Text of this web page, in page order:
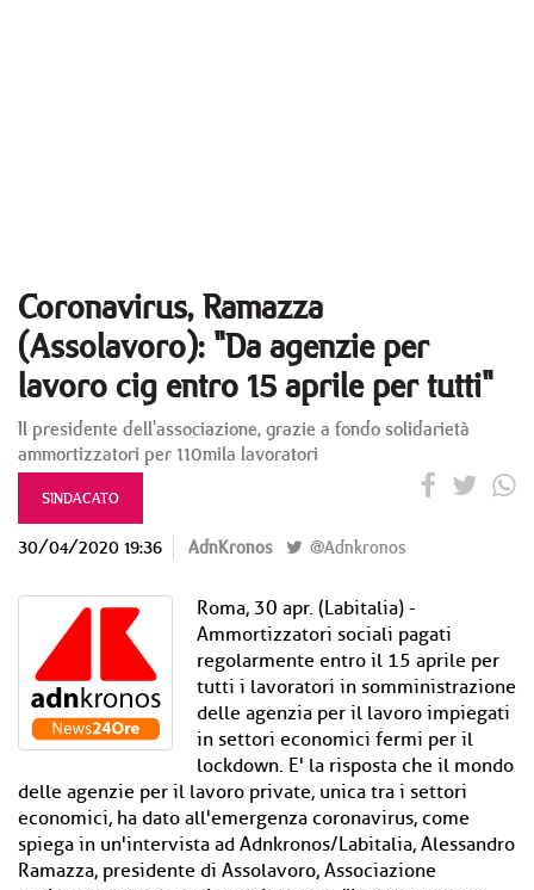
Coronavirus, Ramazza
(Assolavoro): "Da agenzie per
lavoro cig entro 15 aprile per tutti"
Il presidente dell'associazione, grazie a fondo solidarietà
ammortizzatori per 110mila lavoratori
SINDACATO
30/04/2020 19:36 AdnKronos @Adnkronos
Roma, 30 apr. (Labitalia) -
Ammortizzatori sociali pagati
regolarmente entro il 15 aprile per
tutti i lavoratori in somministrazione
delle agenzia per il lavoro impiegati
in settori economici fermi per il
lockdown. E' la risposta che il mondo
delle agenzie per il lavoro private, unica tra i settori
economici, ha dato all'emergenza coronavirus, come
spiega in un'intervista ad Adnkronos/Labitalia, Alessandro
Ramazza, presidente di Assolavoro, Associazione